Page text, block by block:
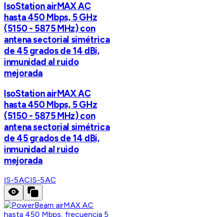
IsoStation airMAX AC
hasta 450 Mbps, 5 GHz
(5150 - 5875 MHz) con
antena sectorial simétrica
de 45 grados de 14 dBi,
inmunidad al ruido
mejorada
IsoStation airMAX AC
hasta 450 Mbps, 5 GHz
(5150 - 5875 MHz) con
antena sectorial simétrica
de 45 grados de 14 dBi,
inmunidad al ruido
mejorada
IS-5ACIS-5AC